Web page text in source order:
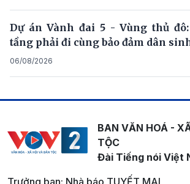
Dự án Vành đai 5 - Vùng thủ
tầng phải đi cùng bảo đảm dân
06/08/2026
BAN VĂN HOÁ -
TỘC
Đài Tiếng nói Việt